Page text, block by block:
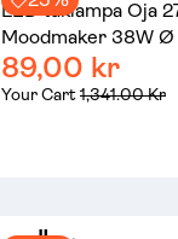
LED taklampa Oja
Moodmaker 38W
89,00 kr
Your Cart1,341.00 Kr